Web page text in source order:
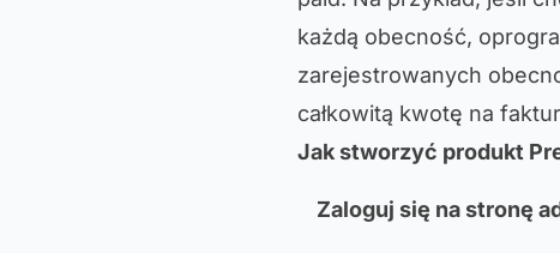
każdą obecność,
zarejestrowanych
całkowitą kwotę na
Jak stworzyć produkt
Zaloguj się na stronę